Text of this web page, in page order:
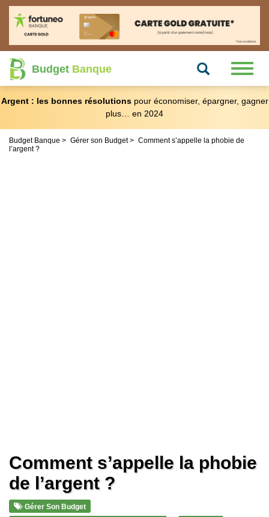
Budget Banque Recherche
Argent : les bonnes résolutionspour économiser, épargner, gagner
plus… en 2024
Budget Banque Gérer son Budget
Comment s’appelle la phobie de
l’argent ?
Comment s’appelle la phobie
de l’argent ?
Gérer Son Budget